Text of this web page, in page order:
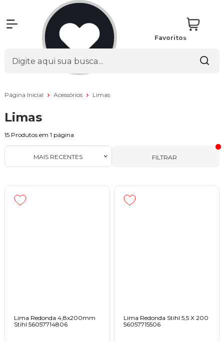
Favoritos
Página Inicial Acessórios Limas
Limas
15 Produtos em 1 página
FILTRAR
MAIS RECENTES
Lima Redonda 4,8x200mm
Stihl 56057714806
Lima Redonda Stihl 5,5 X 200
56057715506